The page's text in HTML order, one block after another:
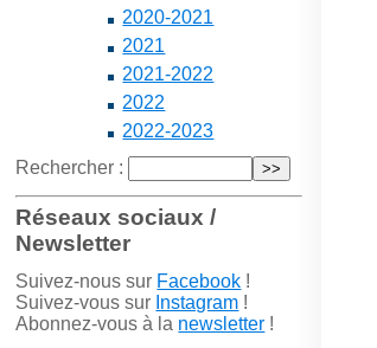
2020-2021
2021
2021-2022
2022
2022-2023
Rechercher :
Réseaux sociaux /
Newsletter
Suivez-nous sur Facebook !
Suivez-vous sur Instagram !
Abonnez-vous à la newsletter !